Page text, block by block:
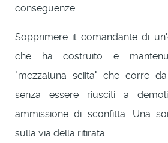
conseguenze.
Sopprimere il comandante di
che ha costruito e
"mezzaluna sciita" che corre
senza essere riusciti a
ammissione di sconfitta. Una
sulla via della ritirata.